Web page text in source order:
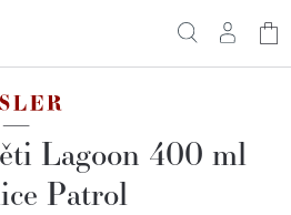
Lagoon 400 ml
Patrol